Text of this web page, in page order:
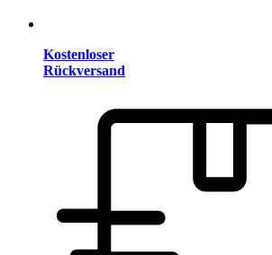
Kostenloser
Rückversand